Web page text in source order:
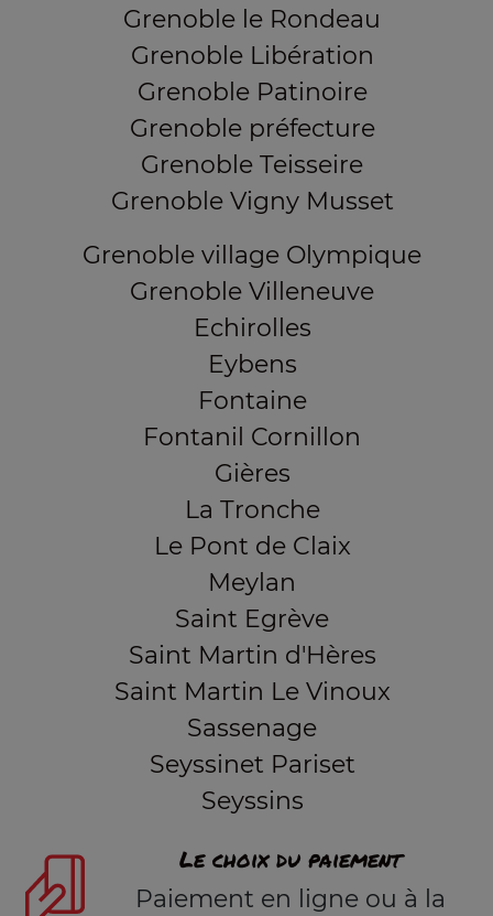
Grenoble le Rondeau
Grenoble Libération
Grenoble Patinoire
Grenoble préfecture
Grenoble Teisseire
Grenoble Vigny Musset
Grenoble village Olympique
Grenoble Villeneuve
Echirolles
Eybens
Fontaine
Fontanil Cornillon
Gières
La Tronche
Le Pont de Claix
Meylan
Saint Egrève
Saint Martin d'Hères
Saint Martin Le Vinoux
Sassenage
Seyssinet Pariset
Seyssins
Le choix du paiement
Paiement en ligne ou à la